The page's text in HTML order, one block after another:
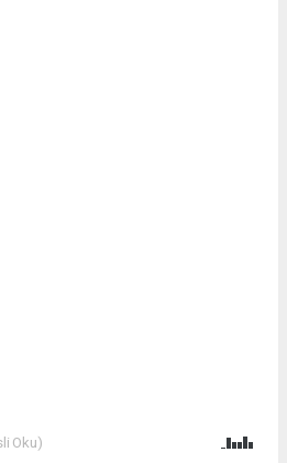
Oku)